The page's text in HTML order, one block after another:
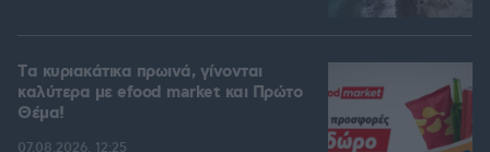
Tα κυριακάτικα πρωινά, γίνονται
καλύτερα με efood market και Πρώτο
Θέμα!
07.08.2026, 12:25